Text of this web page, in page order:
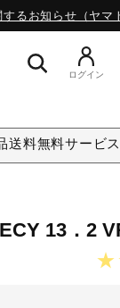
るお知らせ（ヤマ
ログイン
送料無料サービ
13．2